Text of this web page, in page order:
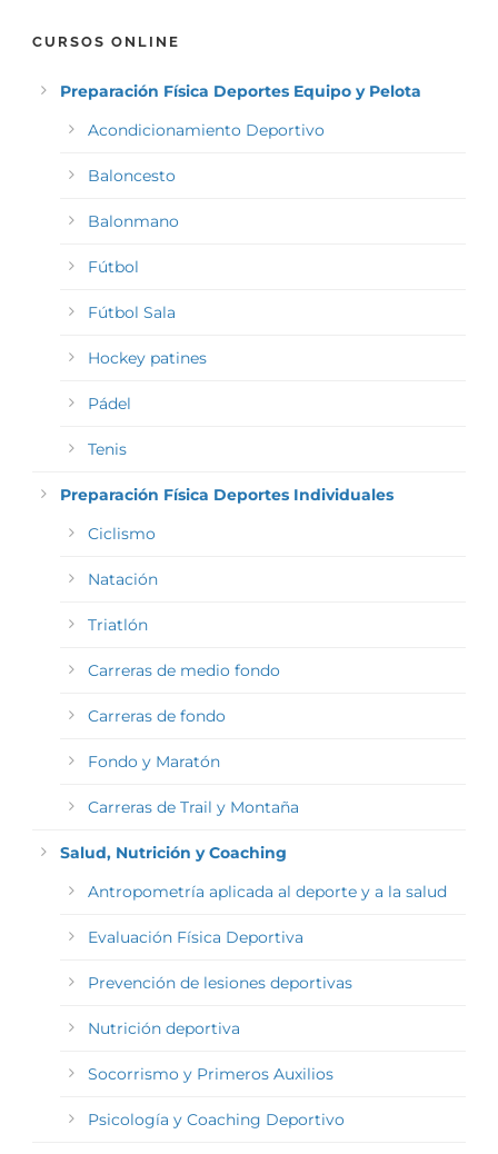
CURSOS ONLINE
Preparación Física Deportes Equipo y Pelota
Acondicionamiento Deportivo
Baloncesto
Balonmano
Fútbol
Fútbol Sala
Hockey patines
Pádel
Tenis
Preparación Física Deportes Individuales
Ciclismo
Natación
Triatlón
Carreras de medio fondo
Carreras de fondo
Fondo y Maratón
Carreras de Trail y Montaña
Salud, Nutrición y Coaching
Antropometría aplicada al deporte y a la salud
Evaluación Física Deportiva
Prevención de lesiones deportivas
Nutrición deportiva
Socorrismo y Primeros Auxilios
Psicología y Coaching Deportivo